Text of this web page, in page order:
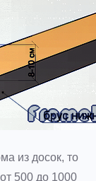
из досок, то
500 до 1000